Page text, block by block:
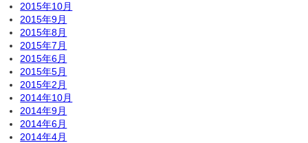
2015年10月
2015年9月
2015年8月
2015年7月
2015年6月
2015年5月
2015年2月
2014年10月
2014年9月
2014年6月
2014年4月